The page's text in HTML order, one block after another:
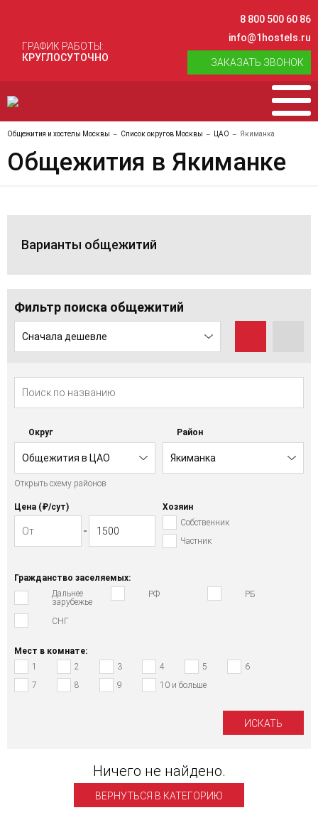
ГРАФИК РАБОТЫ:
КРУГЛОСУТОЧНО
8 800 500 60 86
info@1hostels.ru
ЗАКАЗАТЬ ЗВОНОК
Общежития и хостелы Москвы Список округов Москвы ЦАО Якиманка
Общежития в Якиманке
Варианты общежитий
Фильтр поиска общежитий
Сначала дешевле
Округ
Общежития в ЦАО
Открыть схему районов
Район
Якиманка
Цена (₽/cут)
Хозяин
Собственник
Частник
Гражданство заселяемых:
Дальнее
зарубежье
РФ РБ
СНГ
Мест в комнате:
1
2 3 4 5
6
7
8 9 10 и больше
Ничего не найдено.
ВЕРНУТЬСЯ В КАТЕГОРИЮ